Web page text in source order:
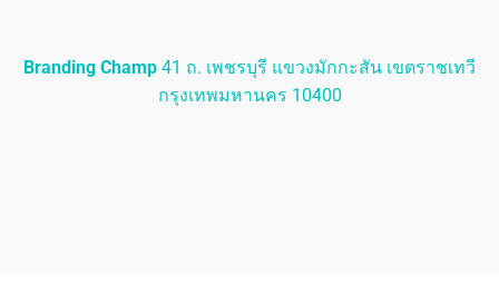
Branding Champ 41 ถ. เพชรบุรี แขวงมักกะสัน เขตราชเทวี
กรุงเทพมหานคร 10400